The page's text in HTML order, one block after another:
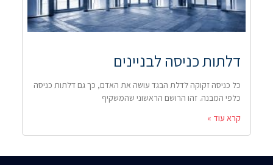
דלתות כניסה לבניינים
כל כניסה זקוקה לדלת הבגד עושה את האדם, כך גם דלתות כניסה
כלפי המבנה. זהו הרושם הראשוני שהמשקיף
קרא עוד »